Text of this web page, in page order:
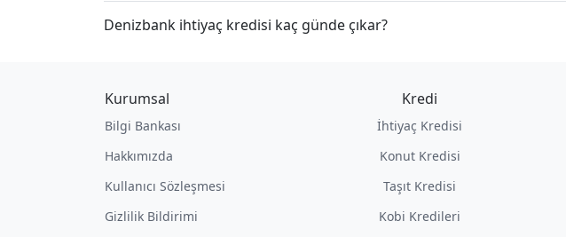
Denizbank ihtiyaç kredisi kaç günde çıkar?
Kurumsal
Bilgi Bankası
Hakkımızda
Kullanıcı Sözleşmesi
Gizlilik Bildirimi
Kredi
İhtiyaç Kredisi
Konut Kredisi
Taşıt Kredisi
Kobi Kredileri